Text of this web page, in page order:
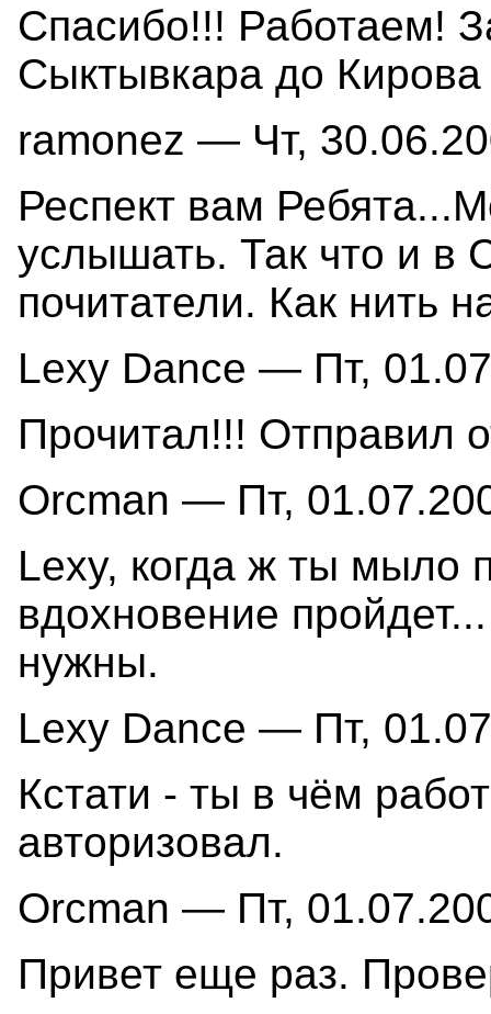
Спасибо!!! Работаем!
Сыктывкара до Кирова
ramonez — Чт,
Респект вам
услышать. Так что и в
почитатели. Как нить
Lexy Dance — Пт,
Прочитал!!! Отправил
Orcman — Пт,
Lexy, когда ж ты мыло
вдохновение
нужны.
Lexy Dance — Пт,
Кстати - ты в чём
авторизовал.
Orcman — Пт,
Привет еще раз.